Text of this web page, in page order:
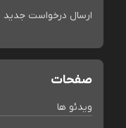
ارسال درخواست جدید
صفحات
ویدئو ها